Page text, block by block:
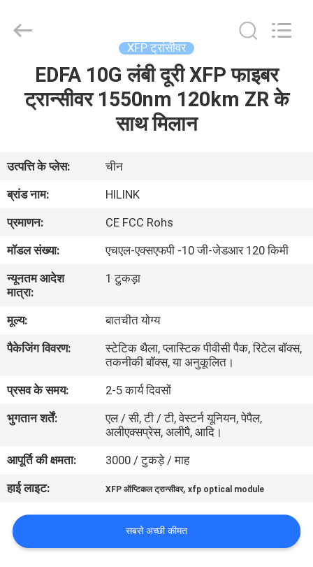
हमारे
बारे
में
कारखाने
का
गुणवत्ता
नियंत्रण
हमसे
संपर्क
करें
समाचार
Technology
Co.,Ltd..
XFP ट्रांसीवर
EDFA 10G लंबी दूरी XFP फाइबर
ट्रान्सीवर 1550nm 120km ZR के
साथ मिलान
उत्पत्ति के प्लेस:
चीन
ब्रांड नाम:
HILINK
प्रमाणन:
CE FCC Rohs
मॉडल संख्या:
एचएल-एक्सएफपी -10 जी-जेडआर 120 किमी
न्यूनतम आदेश
मात्रा:
1 टुकड़ा
मूल्य:
बातचीत योग्य
पैकेजिंग विवरण:
स्टेटिक थैला, प्लास्टिक पीवीसी पैक, रिटेल बॉक्स,
तकनीकी बॉक्स, या अनुकूलित।
प्रसव के समय:
2-5 कार्य दिवसों
भुगतान शर्तें:
एल / सी, टी / टी, वेस्टर्न यूनियन, पेपैल,
अलीएक्सप्रेस, अलीपै, आदि।
आपूर्ति की क्षमता:
3000 / टुकड़े / माह
हाई लाइट:
XFP ऑप्टिकल ट्रान्सीवर,xfp optical module
सबसे अच्छी कीमत